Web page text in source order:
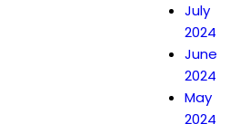
July
2024
June
2024
May
2024